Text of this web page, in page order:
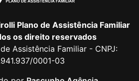
Plano de Assistência Familiar
os direito reservados
Assistência Familiar - CNPJ:
0001-03